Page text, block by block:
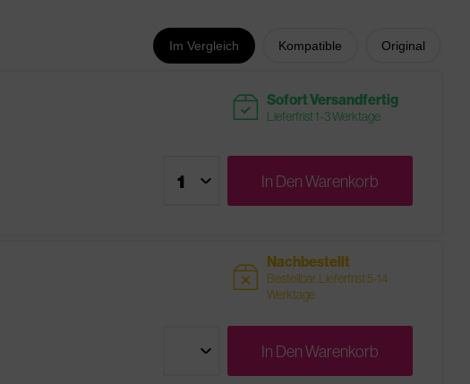
Im Vergleich Kompatible Original
readytoship Sofort Versandfertig
Lieferfrist 1-3 Werktage
In DenWarenkorb
sold Nachbestellt
Bestellbar, Lieferfrist 5-14
Werktage
In DenWarenkorb